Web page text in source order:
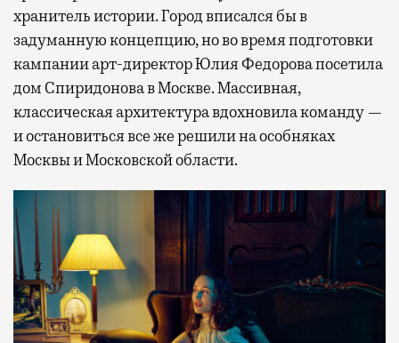
хранитель истории. Город вписался бы в
задуманную концепцию, но во время подготовки
кампании арт-директор Юлия Федорова посетила
дом Спиридонова в Москве. Массивная,
классическая архитектура вдохновила команду —
и остановиться все же решили на особняках
Москвы и Московской области.